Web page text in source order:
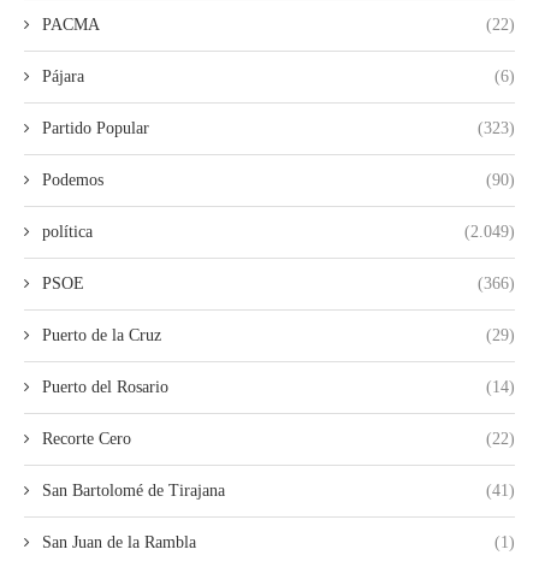
PACMA (22)
Pájara (6)
Partido Popular (323)
Podemos (90)
política (2.049)
PSOE (366)
Puerto de la Cruz (29)
Puerto del Rosario (14)
Recorte Cero (22)
San Bartolomé de Tirajana (41)
San Juan de la Rambla (1)